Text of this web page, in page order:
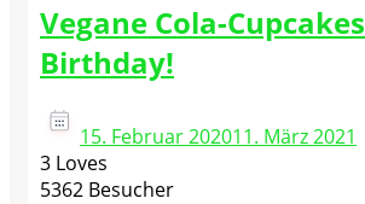
Vegane Cola-
Birthday!
15. Februar 202011. März 2021
3 Loves
5362 Besucher